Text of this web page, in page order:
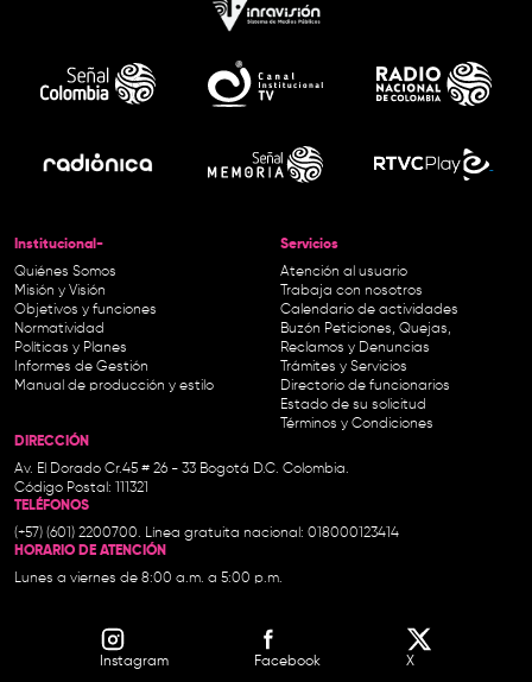
Institucional-
Quiénes Somos
Misión y Visión
Objetivos y funciones
Normatividad
Políticas y Planes
Informes de Gestión
Manual de producción y estilo
Servicios
Atención al usuario
Trabaja con nosotros
Calendario de actividades
Buzón Peticiones, Quejas,
Reclamos y Denuncias
Trámites y Servicios
Directorio de funcionarios
Estado de su solicitud
Términos y Condiciones
DIRECCIÓN
Av. El Dorado Cr.45 # 26 - 33 Bogotá D.C. Colombia.
Código Postal: 111321
TELÉFONOS
(+57) (601) 2200700. Línea gratuita nacional: 018000123414
HORARIO DE ATENCIÓN
Lunes a viernes de 8:00 a.m. a 5:00 p.m.
Instagram Facebook X